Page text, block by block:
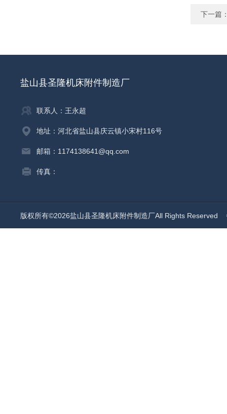
下一篇
盐山县圣隆机床附件制造厂
联系人：王永超
地址：河北省盐山县庆云镇小宋村116号
邮箱：1174138641@qq.com
传真：
版权所有©2026盐山县圣隆机床附件制造厂All Rights Reserved